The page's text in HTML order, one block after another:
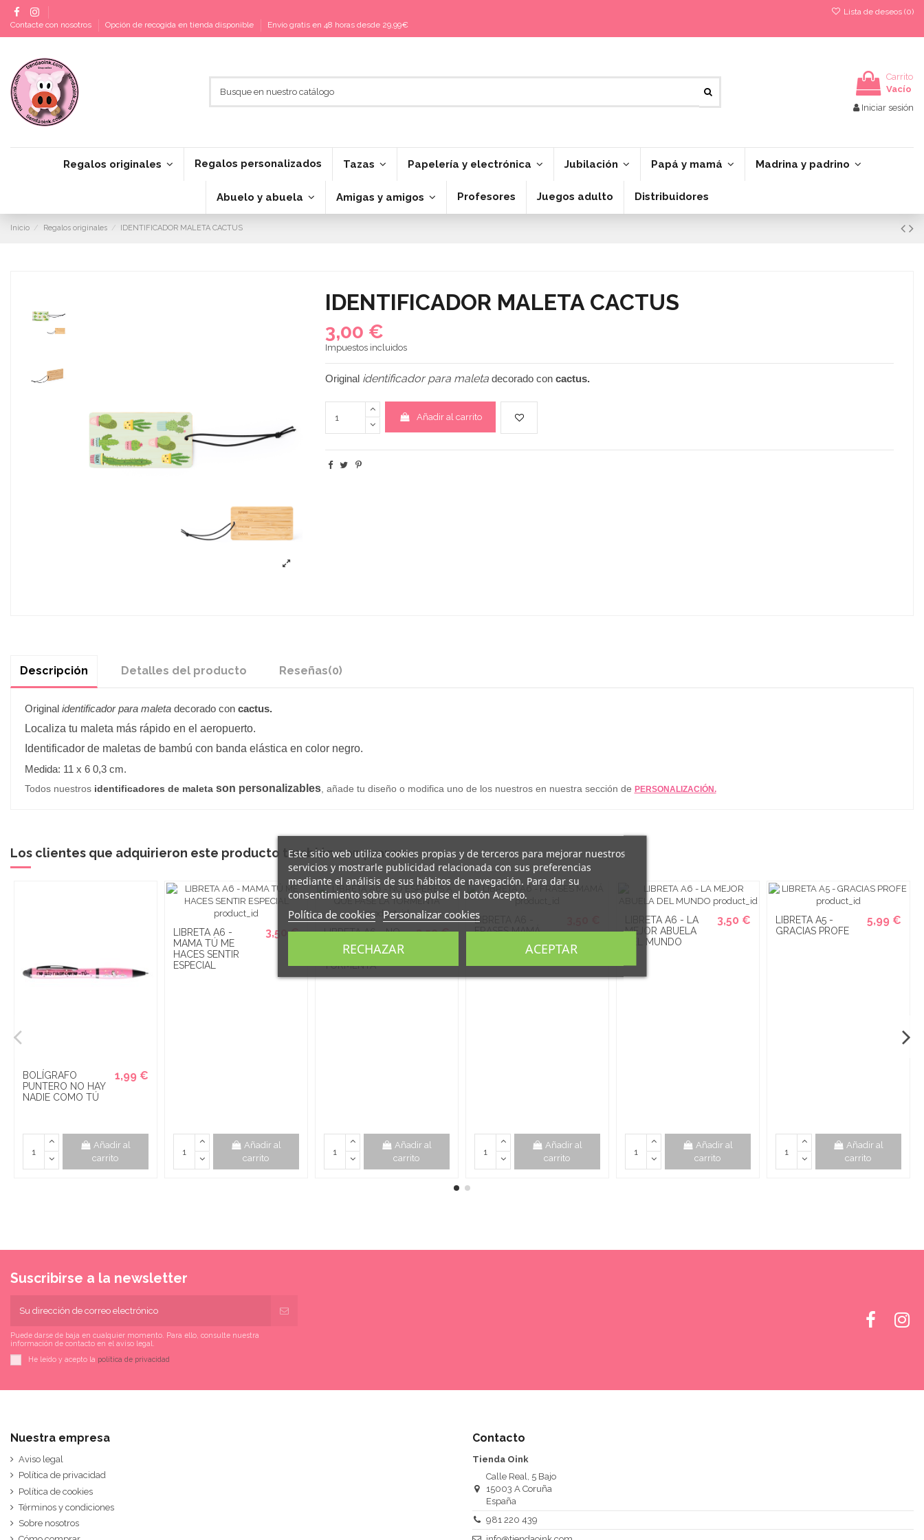
Contacte con nosotros Opción de recogida en tienda disponible Envío gratis en 48 horas desde 29,99€
Lista de deseos (0)
Carrito
Vacío
Iniciar sesión
Regalos originales Regalos personalizados Tazas Papelería y electrónica Jubilación Papá y mamá Madrina y padrino
Abuelo y abuela Amigas y amigos Profesores Juegos adulto Distribuidores
Inicio Regalos originales IDENTIFICADOR MALETA CACTUS
IDENTIFICADOR MALETA CACTUS
3,00 €
Impuestos incluidos
Original identificador para maletadecorado con cactus.
Añadir al carrito
Descripción Detalles del producto Reseñas(0)
Original identificador para maletadecorado con cactus.
Localiza tu maleta más rápido en el aeropuerto.
Identificador de maletas de bambú con banda elástica en color negro.
Medida: 11 x 6 0,3 cm.
Todos nuestrosidentificadores de maletason personalizables, añade tu diseño o modifica uno de los nuestros en nuestra sección de PERSONALIZACIÓN.
Los clientes que adquirieron este producto también compraron:
BOLÍGRAFO
PUNTERO NO HAY
NADIE COMO TÚ
1,99 €
Añadir al
carrito
LIBRETA A6 -
MAMA TÚ ME
HACES SENTIR
ESPECIAL
3,50 €
Añadir al
carrito
LIBRETA A6 - NO
ESPERES A QUE
PASE LA
TORMENTA
3,50 €
Añadir al
carrito
LIBRETA A6 -
FRASES MAMÁ
Añadir al
carrito
LIBRETA A6 - LA
MEJOR ABUELA
DEL MUNDO
3,50 €
Añadir al
carrito
LIBRETA A5 -
GRACIAS PROFE
5,99 €
Añadir al
carrito
Suscribirse a la newsletter
Puede darse de baja en cualquier momento. Para ello, consulte nuestra
información de contacto en el aviso legal.
He leído y acepto la política de privacidad
Nuestra empresa
Aviso legal
Política de privacidad
Política de cookies
Términos y condiciones
Sobre nosotros
Contacto
Tienda Oink
Calle Real, 5 Bajo
15003 A Coruña
España
981 220 439
Este sitio web utiliza cookies propias y de terceros para mejorar nuestros
servicios y mostrarle publicidad relacionada con sus preferencias
mediante el análisis de sus hábitos de navegación. Para dar su
consentimiento sobre su uso pulse el botón Acepto.
Política de cookies Personalizar cookies
RECHAZAR ACEPTAR